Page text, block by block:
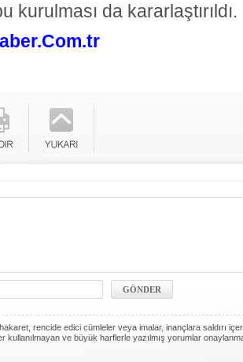
kurulması da kararlaştırıldı.
rencide edici cümleler veya imalar, inançlara saldırı
kullanılmayan ve büyük harflerle yazılmış yorumlar